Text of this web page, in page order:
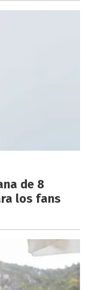
de 8
los fans